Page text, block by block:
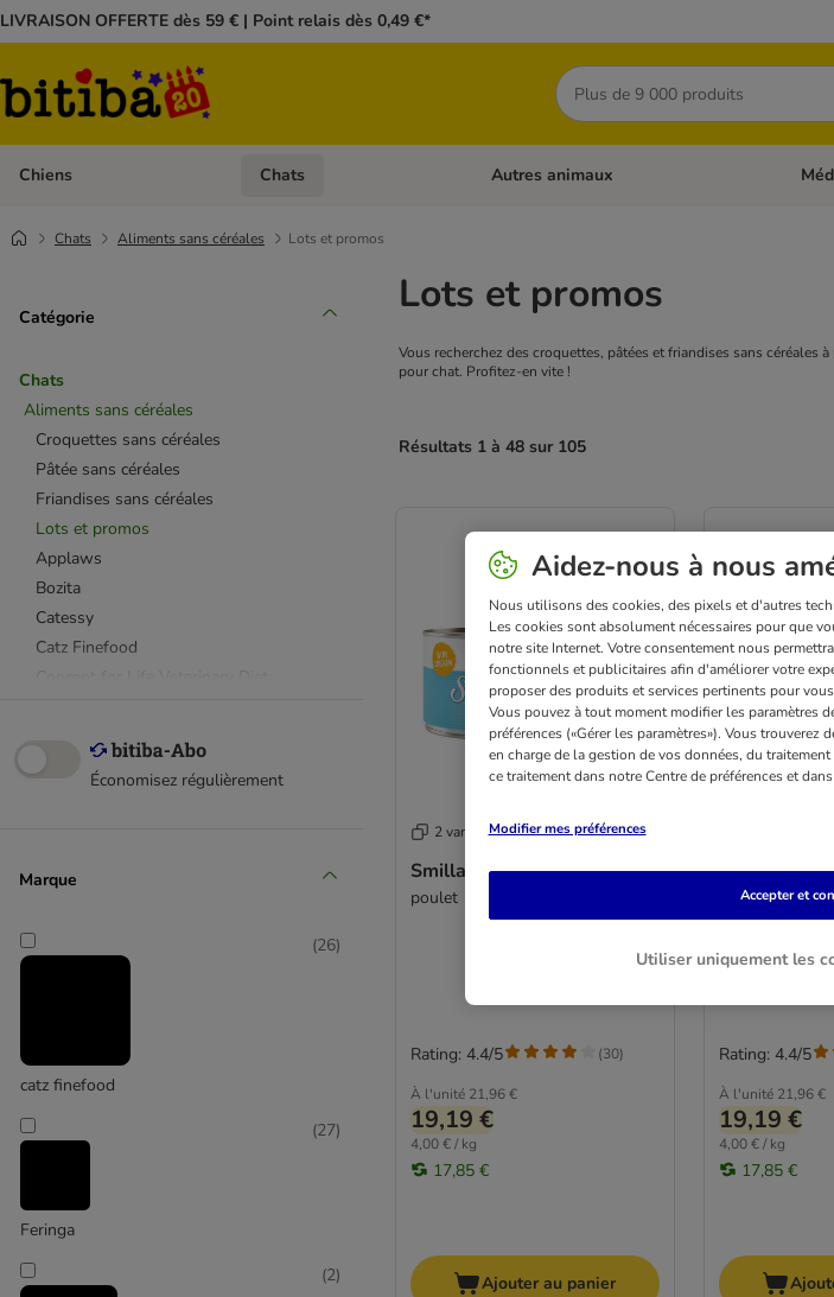
LIVRAISON OFFERTE dès 59 € | Point relais dès 0,49 €*
Rechercher
Chiens Dérouler les catégories: Chiens
Chats Dérouler les catégories: Chats
Autres animaux
Chats Aliments sans céréales Lots et promos
Catégorie
Chats
Aliments sans céréales
Croquettes sans céréales
Pâtée sans céréales
Friandises sans céréales
Lots et promos
Applaws
Bozita
Catessy
Catz Finefood
GranataPet
Grau
Nutrivet
Wild Freedom
Dogs'n Tiger Cat
Économisez régulièrement
Marque
catz finefood
(26)
Feringa
(27)
(2)
Lots et promos
Vous recherchez des croquettes, pâtées et friandises sans céréales
pour chat. Profitez-en vite !
Résultats 1 à 48 sur 105
2 variantes
Smilla Kitten 24 x 200 g
poulet
À l'unité 21,96 €
19,19 €
4,00 € / kg
17,85 €
Rating: 4.4/5 (30)
Ajouter au panier
Smilla
volaille, veau
À l'unité 21,96 €
19,19 €
4,00 € / kg
17,85 €
Rating: 4.4/5
Aidez-nous à nous
Nous utilisons des cookies, des pixels et d'autres
Les cookies sont absolument nécessaires pour que
notre site Internet. Votre consentement nous
fonctionnels et publicitaires afin d'améliorer votre
proposer des produits et services pertinents pour
Vous pouvez à tout moment modifier les paramètres
préférences («Gérer les paramètres»). Vous
en charge de la gestion de vos données, du
ce traitement dans notre Centre de préférences et
Modifier mes préférences
Utiliser uniquement les
Accepter et